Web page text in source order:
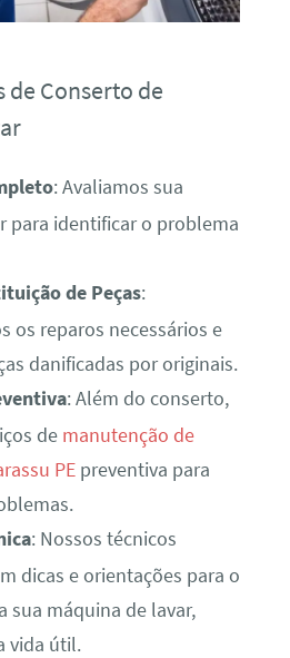
de Conserto de
: Avaliamos sua
para identificar o problema
de Peças:
os reparos necessários e
danificadas por originais.
: Além do conserto,
de manutenção de
PEpreventiva para
: Nossos técnicos
dicas e orientações para o
sua máquina de lavar,
vida útil.